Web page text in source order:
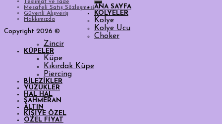
Teslimat ve İade
Mesafeli Satış Sözleşmesi
Güvenli Alışveriş
Hakkımızda
Copyright 2026 ©
ANA SAYFA
KOLYELER
Kolye
Kolye Ucu
Choker
Zincir
KÜPELER
Küpe
Kıkırdak Küpe
Piercing
BİLEZİKLER
YÜZÜKLER
HAL HAL
ŞAHMERAN
ALTIN
KİŞİYE ÖZEL
ÖZEL FİYAT